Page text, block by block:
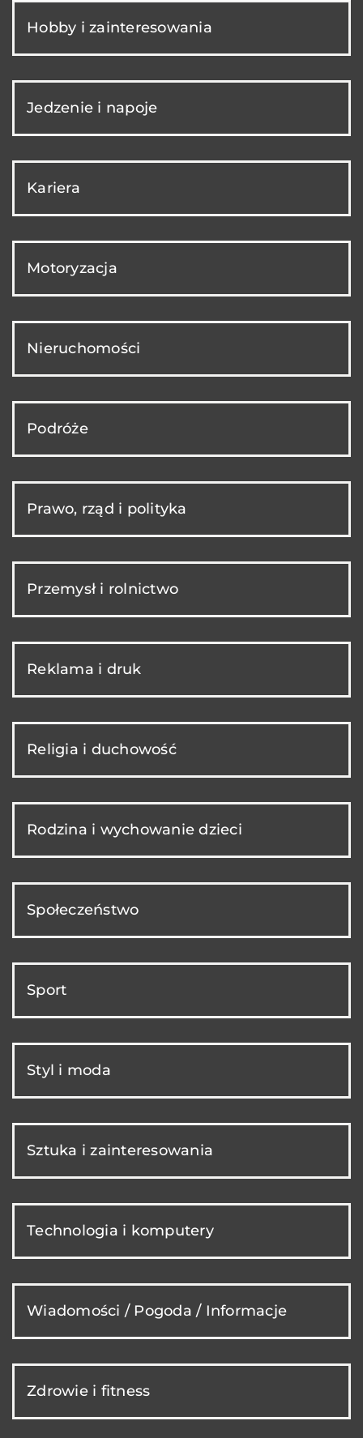
Hobby i zainteresowania
Jedzenie i napoje
Kariera
Motoryzacja
Nieruchomości
Podróże
Prawo, rząd i polityka
Przemysł i rolnictwo
Reklama i druk
Religia i duchowość
Rodzina i wychowanie dzieci
Społeczeństwo
Sport
Styl i moda
Sztuka i zainteresowania
Technologia i komputery
Wiadomości / Pogoda / Informacje
Zdrowie i fitness